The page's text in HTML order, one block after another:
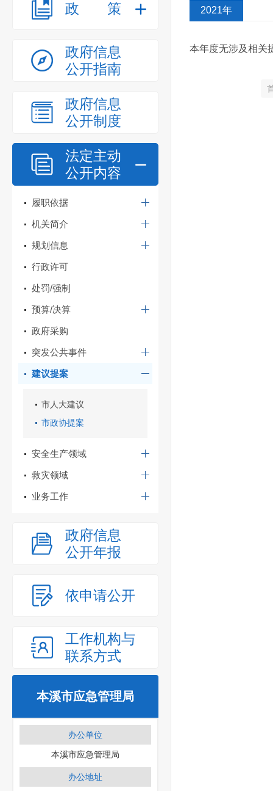
政策
政府信息
公开指南
政府信息
公开制度
法定主动
公开内容
履职依据
机关简介
规划信息
行政许可
处罚/强制
预算/决算
政府采购
突发公共事件
建议提案
市人大建议
市政协提案
安全生产领域
救灾领域
业务工作
政府信息
公开年报
依申请公开
工作机构与
联系方式
本溪市应急管理局
办公单位
本溪市应急管理局
办公地址
2021年
本年度无涉及相关